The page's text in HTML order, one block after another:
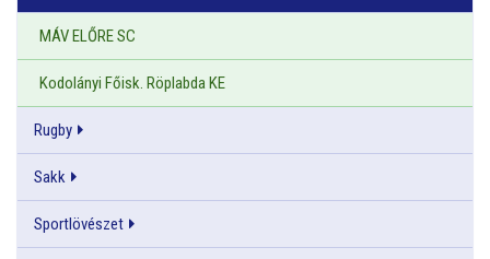
MÁV ELŐRE SC
Kodolányi Főisk. Röplabda KE
Rugby
Sakk
Sportlövészet